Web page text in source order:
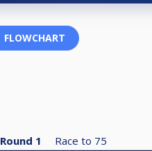
FLOWCHART
Round 1 Race to 75